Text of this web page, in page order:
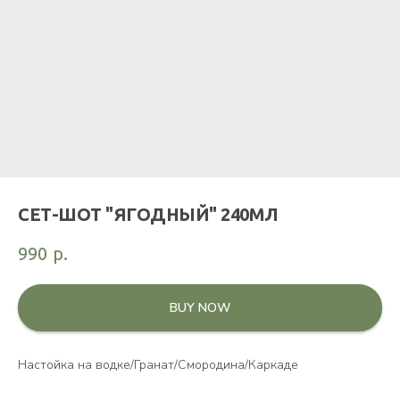
СЕТ-ШОТ "ЯГОДНЫЙ" 240МЛ
990 р.
BUY NOW
Настойка на водке/Гранат/Смородина/Каркаде